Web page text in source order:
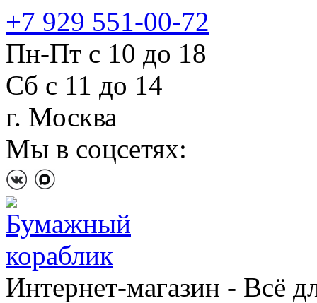
+7 929 551-00-72
Пн-Пт с 10 до 18
Сб с 11 до 14
г. Москва
Мы в соцсетях:
Интернет-магазин - Всё